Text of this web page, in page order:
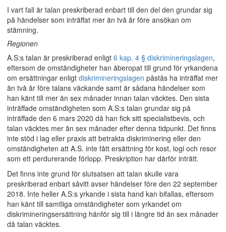
I vart fall är talan preskriberad enbart till den del den grundar sig
på händelser som inträffat mer än två år före ansökan om
stämning.
Regionen
A.S:s talan är preskriberad enligt 6 kap. 4 § diskrimineringslagen,
eftersom de omständigheter han åberopat till grund för yrkandena
om ersättningar enligt diskrimineringslagen påstås ha inträffat mer
än två år före talans väckande samt är sådana händelser som
han känt till mer än sex månader innan talan väcktes. Den sista
inträffade omständigheten som A.S:s talan grundar sig på
inträffade den 6 mars 2020 då han fick sitt specialistbevis, och
talan väcktes mer än sex månader efter denna tidpunkt. Det finns
inte stöd i lag eller praxis att betrakta diskriminering eller den
omständigheten att A.S. inte fått ersättning för kost, logi och resor
som ett perdurerande förlopp. Preskription har därför inträtt.
Det finns inte grund för slutsatsen att talan skulle vara
preskriberad enbart såvitt avser händelser före den 22 september
2018. Inte heller A.S:s yrkande i sista hand kan bifallas, eftersom
han känt till samtliga omständigheter som yrkandet om
diskrimineringsersättning hänför sig till i längre tid än sex månader
då talan väcktes.